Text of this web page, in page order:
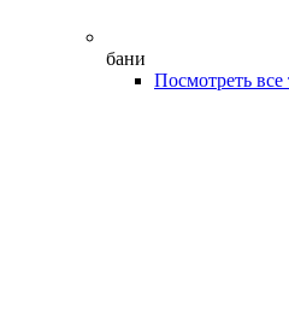
бани
Посмотреть все